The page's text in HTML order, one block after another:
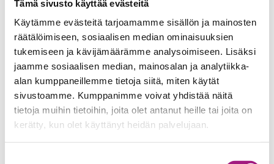
Tämä sivusto käyttää evästeitä
Käytämme evästeitä tarjoamamme sisällön ja mainosten
räätälöimiseen, sosiaalisen median ominaisuuksien
tukemiseen ja kävijämäärämme analysoimiseen. Lisäksi
jaamme sosiaalisen median, mainosalan ja analytiikka-
alan kumppaneillemme tietoja siitä, miten käytät
sivustoamme. Kumppanimme voivat yhdistää näitä
tietoja muihin tietoihin, joita olet antanut heille tai joita on
kerätty, kun olet käyttänyt heidän palvelujaan.
Usein kysytyt kysymykset
Yleiset käyttöohjeet
Turvallisuus- ja ensiapuohje